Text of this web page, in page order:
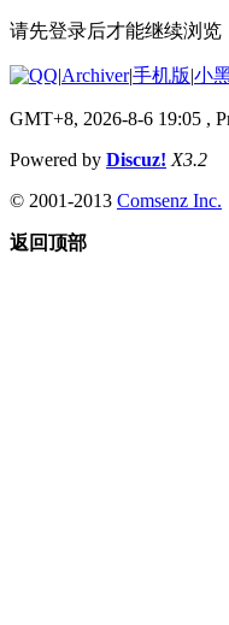
请先登录后才能继续浏览
|Archiver|手机版|小
GMT+8, 2026-8-6 19:05 ,
Powered by Discuz! X3.2
© 2001-2013 Comsenz Inc.
返回顶部